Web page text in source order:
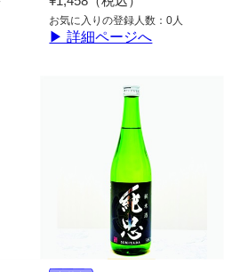
お気に入りの登録人数：0人
▶ 詳細ページへ